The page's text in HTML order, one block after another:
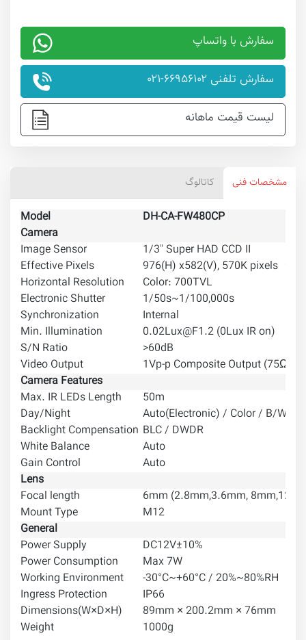
سفارش با واتساپ
سفارش تلفنی ۶۶۹۵۶۱۰۲-۰۲۱
لیست قیمت ماهانه
مشخصات فنی کاتالوگ
Model DH-CA-FW480CP
Camera
Image Sensor
1/3" Super HAD CCD II
Effective Pixels
976(H) x582(V), 570K pixels
Horizontal Resolution
Color: 700TVL
Electronic Shutter
1/50s~1/100,000s
Synchronization
Internal
Min. Illumination
0.02Lux@F1.2 (0Lux IR on)
S/N Ratio
>60dB
Video Output
1Vp-p Composite Output (75Ω/
Camera Features
Max. IR LEDs Length
50m
Day/Night
Auto(Electronic) / Color / B/W
Backlight Compensation BLC / DWDR
White Balance
Auto
Gain Control
Auto
Lens
Focal length
6mm (2.8mm,3.6mm,
Mount Type
M12
General
Power Supply
DC12V±10%
Power Consumption
Max 7W
Working Environment
-30°C~+60°C / 20%~80%RH
Ingress Protection
IP66
Dimensions(W×D×H)
89mm × 200.2mm × 76mm
Weight
1000g